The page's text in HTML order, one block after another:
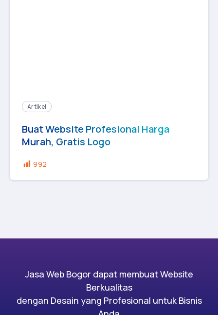
Artikel
Buat Website Profesional Harga
Murah, Gratis Logo
992
Jasa Web Bogor dapat membuat Website
Berkualitas
dengan Desain yang Profesional untuk Bisnis